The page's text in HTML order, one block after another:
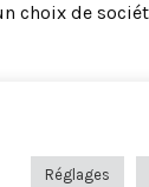
choix de
Réglages